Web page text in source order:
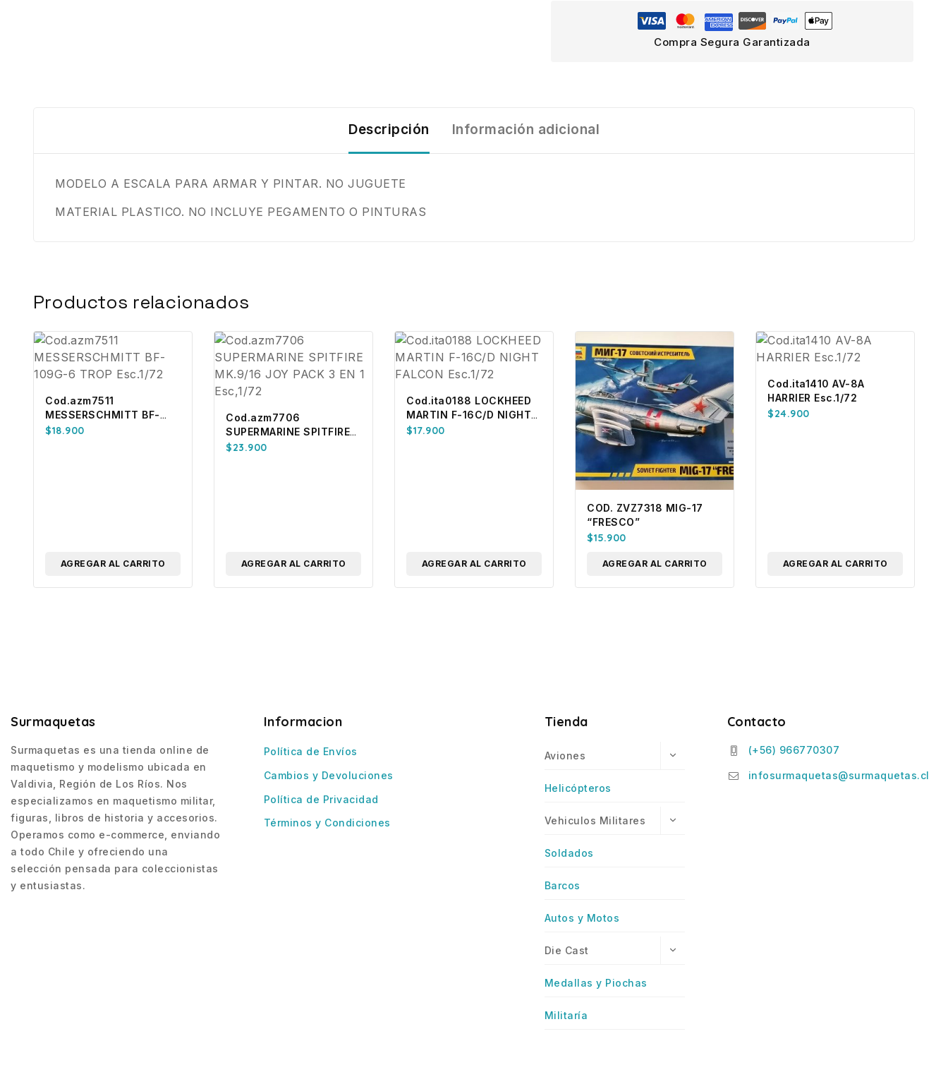
Compra Segura Garantizada
Descripción Información adicional
MODELO A ESCALA PARA ARMAR Y PINTAR. NO JUGUETE
MATERIAL PLASTICO. NO INCLUYE PEGAMENTO O PINTURAS
Productos relacionados
Cod.azm7511
MESSERSCHMITT BF-
109G-6 TROP Esc.1/72
$18.900
AGREGAR AL CARRITO
Cod.azm7706
SUPERMARINE SPITFIRE
MK.9/16 JOY PACK 3 EN 1
$23.900
AGREGAR AL CARRITO
Cod.ita0188 LOCKHEED
MARTIN F-16C/D NIGHT
FALCON Esc.1/72
$17.900
AGREGAR AL CARRITO
COD. ZVZ7318 MIG-17
“FRESCO”
$15.900
AGREGAR AL CARRITO
Cod.ita1410 AV-8A
HARRIER Esc.1/72
$24.900
AGREGAR AL CARRITO
Surmaquetas
Surmaquetas es una tienda online de
maquetismo y modelismo ubicada en
Valdivia, Región de Los Ríos. Nos
especializamos en maquetismo militar,
figuras, libros de historia y accesorios.
Operamos como e-commerce, enviando
a todo Chile y ofreciendo una
selección pensada para coleccionistas
y entusiastas.
Informacion
Política de Envíos
Cambios y Devoluciones
Política de Privacidad
Términos y Condiciones
Tienda
Aviones
Helicópteros
Vehiculos Militares
Soldados
Barcos
Autos y Motos
Die Cast
Medallas y Piochas
Militaría
Contacto
(+56) 966770307
infosurmaquetas@surmaquetas.cl